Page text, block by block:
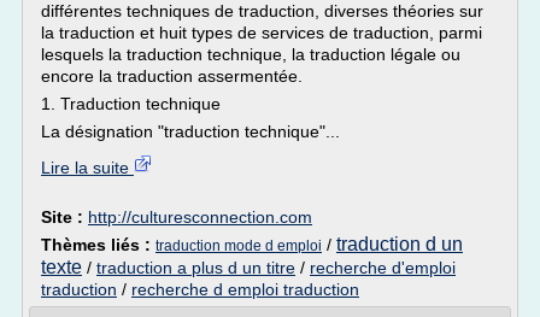
différentes techniques de traduction, diverses théories sur
la traduction et huit types de services de traduction, parmi
lesquels la traduction technique, la traduction légale ou
encore la traduction assermentée.
1. Traduction technique
La désignation "traduction technique"...
Lire la suite
Site : http://culturesconnection.com
Thèmes liés : traduction mode d emploi / traduction d un
texte / traduction a plus d un titre / recherche d'emploi
traduction / recherche d emploi traduction